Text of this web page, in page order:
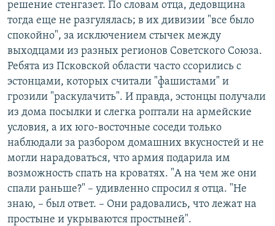
решение стенгазет. По словам отца, дедовщина
тогда еще не разгулялась; в их дивизии "все было
спокойно", за исключением стычек между
выходцами из разных регионов Советского Союза.
Ребята из Псковской области часто ссорились с
эстонцами, которых считали "фашистами" и
грозили "раскулачить". И правда, эстонцы получали
из дома посылки и слегка роптали на армейские
условия, а их юго-восточные соседи только
наблюдали за разбором домашних вкусностей и не
могли нарадоваться, что армия подарила им
возможность спать на кроватях. "А на чем же они
спали раньше?" – удивленно спросил я отца. "Не
знаю, – был ответ. – Они радовались, что лежат на
простыне и укрываются простыней".